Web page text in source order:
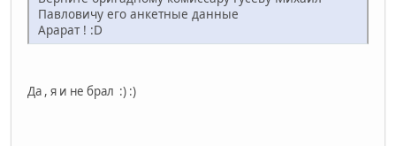
Павловичу его анкетные данные
Арарат ! :D
Да , я и не брал :) :)